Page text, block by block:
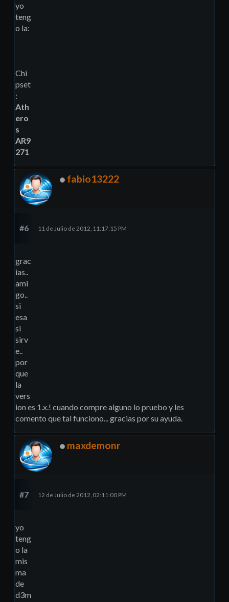
yo
teng
o la:
Chi
pset
:
Ath
ero
s
AR9
271
fabio13222
#6 11 de Julio de 2012, 11:17:15 PM
grac
ias..
ami
go..
si
esa
si
sirv
e..
por
que
la
vers
ion es 1.x.! cuando compre alguno lo pruebo y les
comento que tal funciono... gracias por su ayuda.
maxdemonr
#7 12 de Julio de 2012, 02:11:00 PM
yo
teng
o la
mis
ma
de
d3m